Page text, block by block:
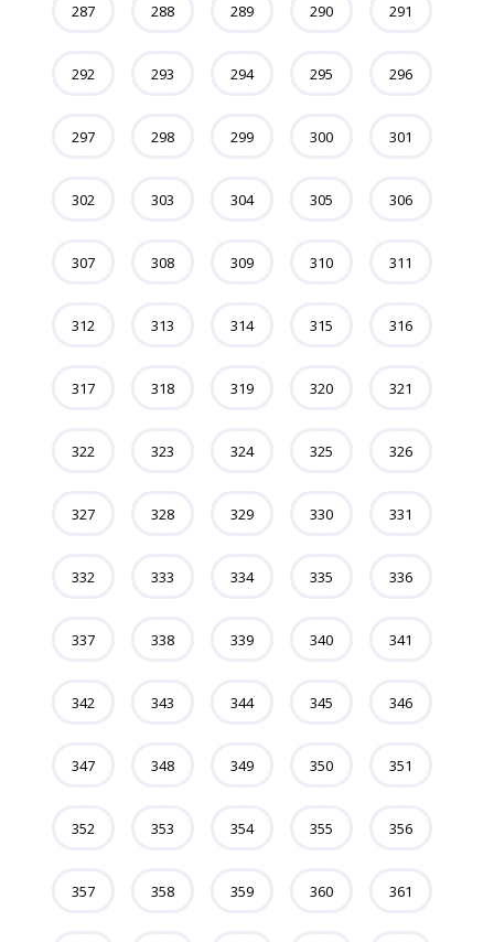
287 288 289 290 291
292 293 294 295 296
297 298 299 300 301
302 303 304 305 306
307 308 309 310 311
312 313 314 315 316
317 318 319 320 321
322 323 324 325 326
327 328 329 330 331
332 333 334 335 336
337 338 339 340 341
342 343 344 345 346
347 348 349 350 351
352 353 354 355 356
357 358 359 360 361